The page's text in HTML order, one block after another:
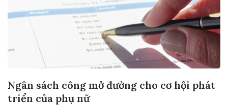
Ngân sách công mở đường cho cơ hội phát
triển của phụ nữ